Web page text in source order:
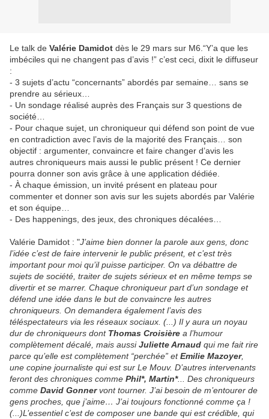
Le talk de Valérie Damidot dès le 29 mars sur M6.“Y’a que les
imbéciles qui ne changent pas d’avis !” c’est ceci, dixit le diffuseur
:
- 3 sujets d’actu “concernants” abordés par semaine… sans se
prendre au sérieux…
- Un sondage réalisé auprès des Français sur 3 questions de
société…
- Pour chaque sujet, un chroniqueur qui défend son point de vue
en contradiction avec l’avis de la majorité des Français… son
objectif : argumenter, convaincre et faire changer d’avis les
autres chroniqueurs mais aussi le public présent ! Ce dernier
pourra donner son avis grâce à une application dédiée.
- À chaque émission, un invité présent en plateau pour
commenter et donner son avis sur les sujets abordés par Valérie
et son équipe…
- Des happenings, des jeux, des chroniques décalées…
Valérie Damidot : "J’aime bien donner la parole aux gens, donc
l’idée c’est de faire intervenir le public présent, et c’est très
important pour moi qu’il puisse participer. On va débattre de
sujets de société, traiter de sujets sérieux et en même temps se
divertir et se marrer. Chaque chroniqueur part d’un sondage et
défend une idée dans le but de convaincre les autres
chroniqueurs. On demandera également l’avis des
téléspectateurs via les réseaux sociaux. (...) Il y aura un noyau
dur de chroniqueurs dont Thomas Croisière a l’humour
complètement décalé, mais aussiJuliette Arnaud qui me fait rire
parce qu’elle est complètement “perchée” etEmilie Mazoyer,
une copine journaliste qui est sur Le Mouv. D’autres intervenants
feront des chroniques comme Phil*, Martin*... Des chroniqueurs
comme David Gonnervont tourner. J’ai besoin de m’entourer de
gens proches, que j’aime… J’ai toujours fonctionné comme ça !
(...)L’essentiel c’est de composer une bande qui est crédible, qui